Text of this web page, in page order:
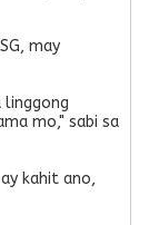
may
linggong
mo," sabi sa
kahit ano,